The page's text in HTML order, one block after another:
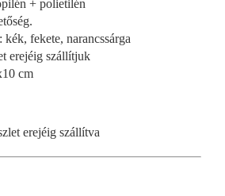
+ polietilén
fekete, narancssárga
erejéig szállítjuk
cm
erejéig szállítva